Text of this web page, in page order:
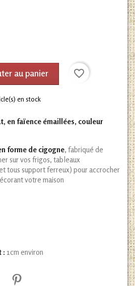
au panier favorite_border
en stock
en faïence émaillées, couleur
forme de cigogne, fabriqué de
sur vos frigos, tableaux
tous support ferreux) pour accrocher
votre maison
: 1cm environ